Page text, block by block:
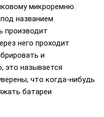
микроремню.
названием
производит
него проходит
и
это называется
что когда-нибудь
батареи